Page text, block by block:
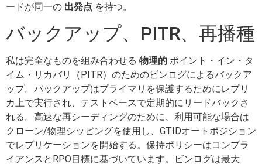
ードが同一の 出発点 を持つ。
バックアップ、PITR、再播種
私は完全なものを組み合わせる 物理的 ポイント・イン・タ
イム・リカバリ（PITR）のためのビンログによるバックア
ップ。バックアップはプライマリを保護するためにレプリ
カ上で実行され、テストベースで定期的にリードバックさ
れる。高速な再シーディングのために、利用可能な場合は
クローン/物理シッピングを使用し、GTIDオートポジション
でレプリケーションを開始する。保持ポリシーはコンプラ
イアンスとRPO目標に基づいています。ビンログは最大